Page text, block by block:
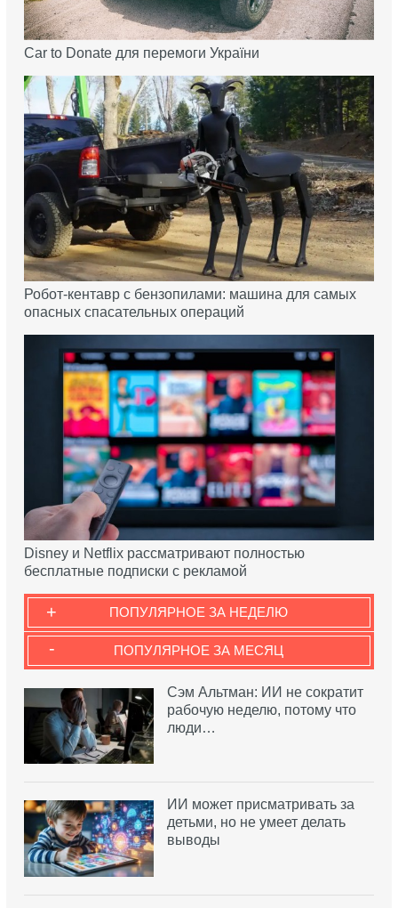
Car to Donate для перемоги України
Робот-кентавр с бензопилами: машина для самых
опасных спасательных операций
Disney и Netflix рассматривают полностью
бесплатные подписки с рекламой
ПОПУЛЯРНОЕ ЗА НЕДЕЛЮ
+
ПОПУЛЯРНОЕ ЗА МЕСЯЦ
-
Сэм Альтман: ИИ не сократит
рабочую неделю, потому что
люди…
ИИ может присматривать за
детьми, но не умеет делать
выводы